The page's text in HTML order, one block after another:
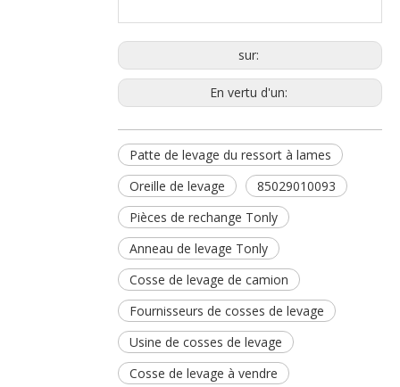
sur:
En vertu d'un:
Patte de levage du ressort à lames
Oreille de levage
85029010093
Pièces de rechange Tonly
Anneau de levage Tonly
Cosse de levage de camion
Fournisseurs de cosses de levage
Usine de cosses de levage
Cosse de levage à vendre